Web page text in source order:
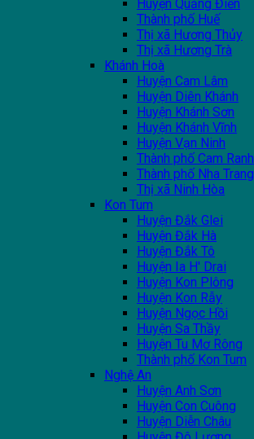
Huyện Quảng Điền
Thành phố Huế
Thị xã Hương Thủy
Thị xã Hương Trà
Khánh Hoà
Huyện Cam Lâm
Huyện Diên Khánh
Huyện Khánh Sơn
Huyện Khánh Vĩnh
Huyện Vạn Ninh
Thành phố Cam Ranh
Thành phố Nha Trang
Thị xã Ninh Hòa
Kon Tum
Huyện Đắk Glei
Huyện Đắk Hà
Huyện Đắk Tô
Huyện Ia H' Drai
Huyện Kon Plông
Huyện Kon Rẫy
Huyện Ngọc Hồi
Huyện Sa Thầy
Huyện Tu Mơ Rông
Thành phố Kon Tum
Nghệ An
Huyện Anh Sơn
Huyện Con Cuông
Huyện Diễn Châu